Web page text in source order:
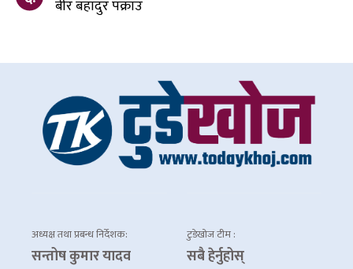
बीर बहादुर पक्राउ
अध्यक्ष तथा प्रबन्ध निर्देशक:
सन्तोष कुमार यादव
टुडेखोज टीम :
सबै हेर्नुहोस्